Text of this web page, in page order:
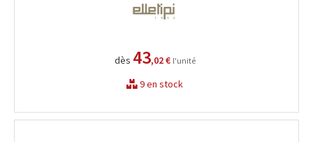
dès 43,02 € l'unité
9 en stock